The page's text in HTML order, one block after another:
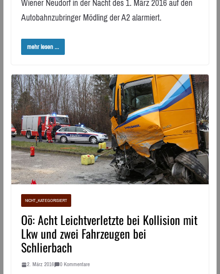
Autobahnzubringer Mödling der A2 alarmiert.
mehr lesen ...
NICHT_KATEGORISIERT
Oö: Acht Leichtverletzte bei Kollision mit
Lkw und zwei Fahrzeugen bei
Schlierbach
2. März 2016 0 Kommentare